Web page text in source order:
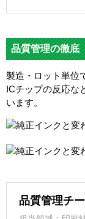
品質管理の徹底
製造・ロット単位
ICチップの反応な
います。
品質管理チ